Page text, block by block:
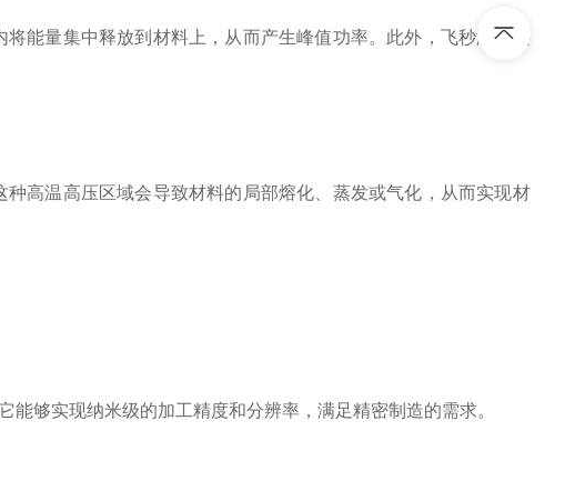
能量集中释放到材料上，从而产生峰值功率。此外，飞秒激光还
高温高压区域会导致材料的局部熔化、蒸发或气化，从而实现材
够实现纳米级的加工精度和分辨率，满足精密制造的需求。